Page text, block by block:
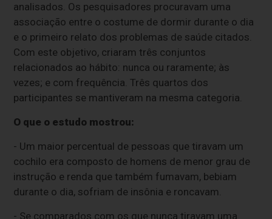
analisados. Os pesquisadores procuravam uma
associação entre o costume de dormir durante o dia
e o primeiro relato dos problemas de saúde citados.
Com este objetivo, criaram três conjuntos
relacionados ao hábito: nunca ou raramente; às
vezes; e com frequência. Três quartos dos
participantes se mantiveram na mesma categoria.
O que o estudo mostrou:
- Um maior percentual de pessoas que tiravam um
cochilo era composto de homens de menor grau de
instrução e renda que também fumavam, bebiam
durante o dia, sofriam de insônia e roncavam.
- Se comparados com os que nunca tiravam uma